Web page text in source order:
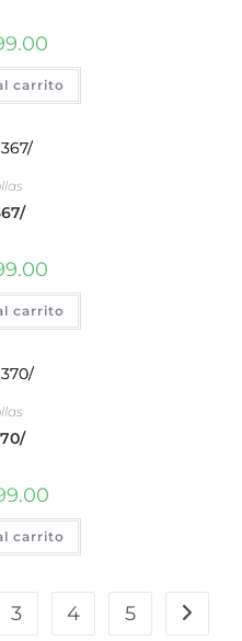
carrito
carrito
carrito
3 4 5